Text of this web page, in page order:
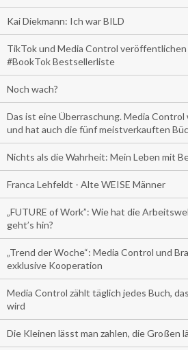
Kai Diekmann: Ich war BILD
TikTok und Media Control
#BookTok Bestsellerliste
Noch wach?
Das ist eine Überraschung. Media Control
und hat auch die fünf meistverkauften
Nichts als die Wahrheit: Mein Leben mit
Franca Lehfeldt - Alte WEISE Männer
„FUTURE of Work”: Wie hat die
geht’s hin?
„Trend der Woche“: Media Control und
exklusive Kooperation
Media Control zählt täglich jedes Buch,
wird
Die Kleinen lässt man zahlen, die Großen